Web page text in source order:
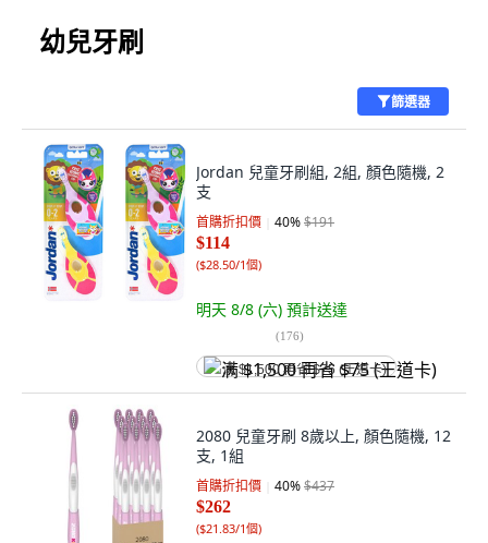
幼兒牙刷
篩選器
Jordan 兒童牙刷組, 2組, 顏色隨機, 2
支
首購折扣價 40%$191
$114
($28.50/1個)
明天 8/8 (六) 預計送達
(176)
满 $1,500 再省 $75 (王道卡)
2080 兒童牙刷 8歲以上, 顏色隨機, 12
支, 1組
首購折扣價 40%$437
$262
($21.83/1個)